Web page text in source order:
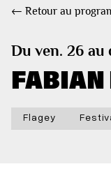
← Retour au
Du ven. 26
Flagey